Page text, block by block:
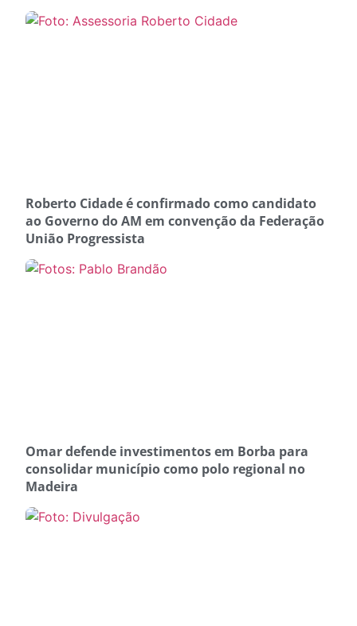
Roberto Cidade é confirmado como candidato
ao Governo do AM em convenção da Federação
União Progressista
Omar defende investimentos em Borba para
consolidar município como polo regional no
Madeira